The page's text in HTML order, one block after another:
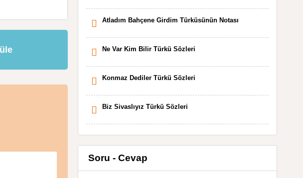
Atladım Bahçene Girdim Türküsünün Notası
Ne Var Kim Bilir Türkü Sözleri
Konmaz Dediler Türkü Sözleri
Biz Sivaslıyız Türkü Sözleri
Soru - Cevap